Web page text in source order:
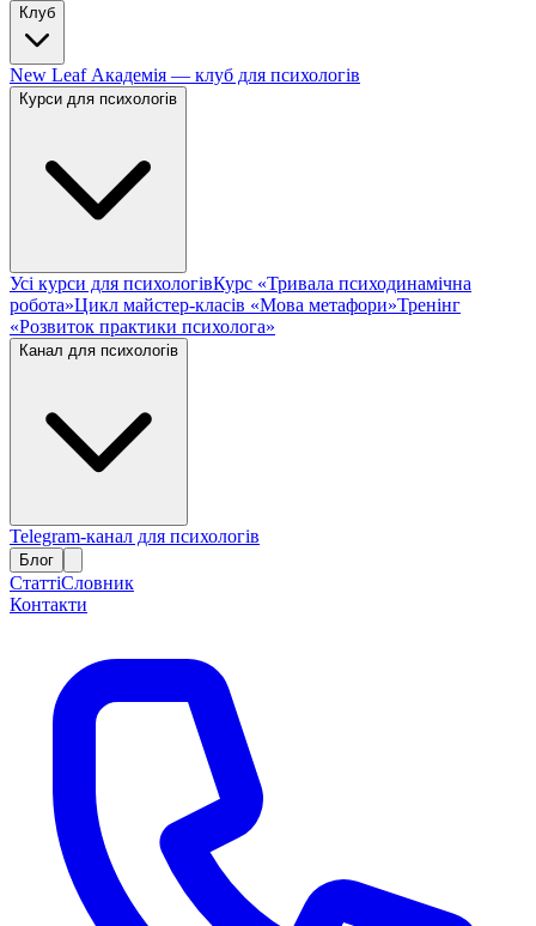
Клуб
New Leaf Академія — клуб для психологів
Курси для психологів
Усі курси для психологівКурс «Тривала психодинамічна
робота»Цикл майстер-класів «Мова метафори»Тренінг
«Розвиток практики психолога»
Канал для психологів
Telegram-канал для психологів
Блог
СтаттіСловник
Контакти